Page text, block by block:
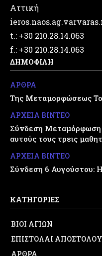
Αττική
t.: +30 210.28.14.063
f.: +30 210.28.14.063
ΔΗΜΟΦΙΛΗ
ΑΡΘΡΑ
Της Μεταμορφώσεως
ΑΡΧΕΙΑ ΒΙΝΤΕΟ
Σύνδεση Μεταμόρφωση
αυτούς τους τρεις
ΑΡΧΕΙΑ ΒΙΝΤΕΟ
Σύνδεση 6 Αυγούστου:
ΚΑΤΗΓΟΡΙΕΣ
ΒΙΟΙ ΑΓΙΩΝ
ΕΠΙΣΤΟΛΑΙ
ΑΡΘΡΑ